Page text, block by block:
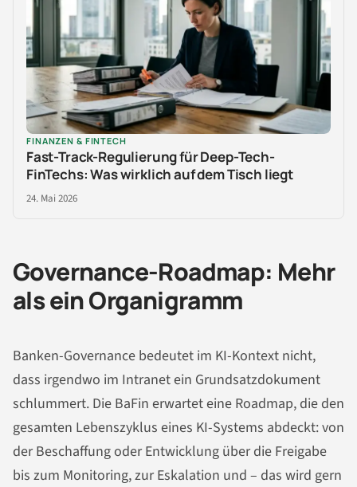
FINANZEN & FINTECH
Fast-Track-Regulierung für Deep-Tech-
FinTechs: Was wirklich auf dem Tisch liegt
24. Mai 2026
Governance-Roadmap: Mehr
als ein Organigramm
Banken-Governance bedeutet im KI-Kontext nicht,
dass irgendwo im Intranet ein Grundsatzdokument
schlummert. Die BaFin erwartet eine Roadmap, die den
gesamten Lebenszyklus eines KI-Systems abdeckt: von
der Beschaffung oder Entwicklung über die Freigabe
bis zum Monitoring, zur Eskalation und – das wird gern